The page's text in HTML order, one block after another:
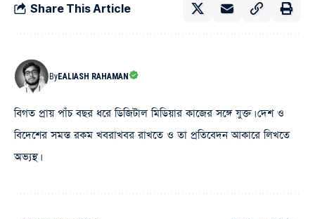
Share This Article
ByEALIASH RAHAMAN
বিগত প্রায় পাঁচ বছর ধরে ডিজিটাল মিডিয়ার কাজের সঙ্গে যুক্ত। দেশ ও
বিদেশের সমস্ত রকম খবরাখবর রাখতে ও তা প্রতিবেদন আকারে লিখতে
অভ্যস্থ।